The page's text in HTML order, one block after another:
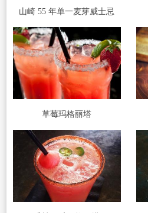
山崎 55 年单一麦芽威士忌
草莓玛格丽塔